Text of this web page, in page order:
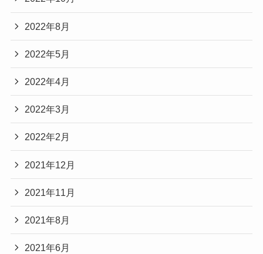
2022年8月
2022年5月
2022年4月
2022年3月
2022年2月
2021年12月
2021年11月
2021年8月
2021年6月